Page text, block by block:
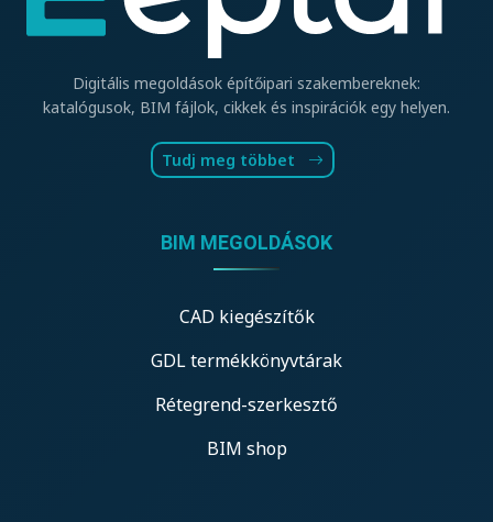
Digitális megoldások építőipari szakembereknek:
katalógusok, BIM fájlok, cikkek és inspirációk egy helyen.
Tudj meg többet
BIM MEGOLDÁSOK
CAD kiegészítők
GDL termékkönyvtárak
Rétegrend-szerkesztő
BIM shop